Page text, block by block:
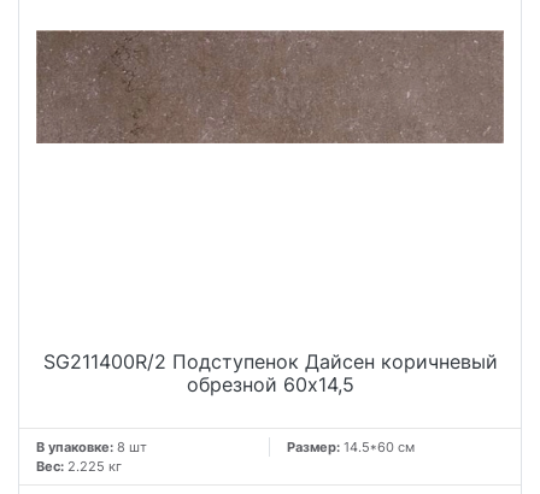
SG211400R/2 Подступенок Дайсен коричневый
обрезной 60x14,5
В упаковке: 8 шт Размер: 14.5*60 см
Вес: 2.225 кг